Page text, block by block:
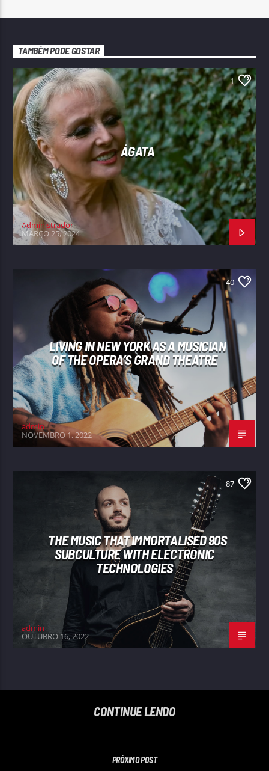
TAMBÉM PODE GOSTAR
1
ÁGATA
Administrador
MARÇO 25, 2024
40
LIVING IN NEW YORK AS A MUSICIAN
OF THE OPERA’S GRAND THEATRE
admin
NOVEMBRO 1, 2022
87
THE MUSIC THAT IMMORTALISED 90S
SUBCULTURE WITH ELECTRONIC
TECHNOLOGIES
admin
OUTUBRO 16, 2022
CONTINUE LENDO
PRÓXIMO POST